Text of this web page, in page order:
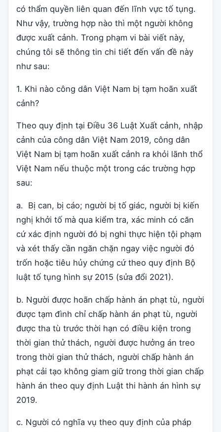
có thẩm quyền liên quan đến lĩnh vực tố tụng.
Như vậy, trường hợp nào thì một người không
được xuất cảnh. Trong phạm vi bài viết này,
chúng tôi sẽ thông tin chi tiết đến vấn đề này
như sau:
1. Khi nào công dân Việt Nam bị tạm hoãn xuất
cảnh?
Theo quy định tại Điều 36 Luật Xuất cảnh, nhập
cảnh của công dân Việt Nam 2019, công dân
Việt Nam bị tạm hoãn xuất cảnh ra khỏi lãnh thổ
Việt Nam nếu thuộc một trong các trường hợp
sau:
a. Bị can, bị cáo; người bị tố giác, người bị kiến
nghị khởi tố mà qua kiểm tra, xác minh có căn
cứ xác định người đó bị nghi thực hiện tội phạm
và xét thấy cần ngăn chặn ngay việc người đó
trốn hoặc tiêu hủy chứng cứ theo quy định Bộ
luật tố tụng hình sự 2015 (sửa đổi 2021).
b. Người được hoãn chấp hành án phạt tù, người
được tạm đình chỉ chấp hành án phạt tù, người
được tha tù trước thời hạn có điều kiện trong
thời gian thử thách, người được hưởng án treo
trong thời gian thử thách, người chấp hành án
phạt cải tạo không giam giữ trong thời gian chấp
hành án theo quy định Luật thi hành án hình sự
2019.
c. Người có nghĩa vụ theo quy định của pháp